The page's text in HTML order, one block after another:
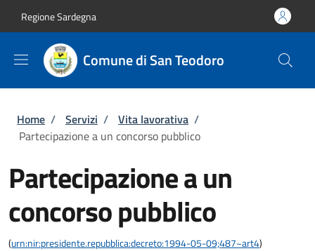
Regione Sardegna
Comune di San Teodoro
Briciole di pane
Home / Servizi / Vita lavorativa /
Partecipazione a un concorso pubblico
Partecipazione a un
concorso pubblico
(urn:nir:presidente.repubblica:decreto:1994-05-09;487~art4)